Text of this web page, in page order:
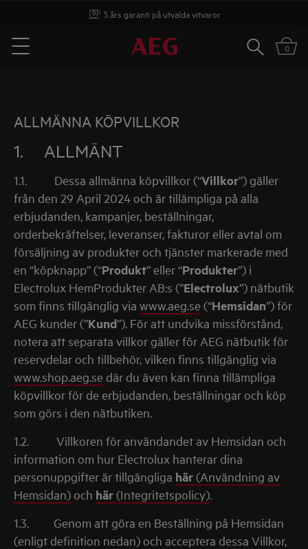
Installation (lokala begränsningar)
Menu
Sök 0
ALLMÄNNA KÖPVILLKOR
1. ALLMÄNT
1.1. Dessa allmänna köpvillkor (“Villkor”) gäller
från den 29 April 2024 och är tillämpliga på alla
erbjudanden, kampanjer, beställningar,
orderbekräftelser, leveranser, fakturor eller avtal om
försäljning av produkter och tjänster markerade med
en “köpknapp” (“Produkt”eller“Produkter”) i
Electrolux HemProdukter AB:s (”Electrolux”) nätbutik
som finns tillgänglig via www.aeg.se(“Hemsidan”) för
AEG kunder (”Kund”). För att undvika missförstånd,
notera att separata villkor gäller för AEG nätbutik för
reservdelar och tillbehör, vilken finns tillgänglig via
www.shop.aeg.sedär du även kan finna tillämpliga
köpvillkor för de erbjudanden, beställningar och köp
som görs i den nätbutiken.
1.2. Villkoren för användandet av Hemsidan och
information om hur Electrolux hanterar dina
personuppgifter är tillgängliga här(Användning av
Hemsidan)och här(Integritetspolicy).
1.3. Genom att göra en Beställning på Hemsidan
(enligt definition nedan) och acceptera dessa Villkor,